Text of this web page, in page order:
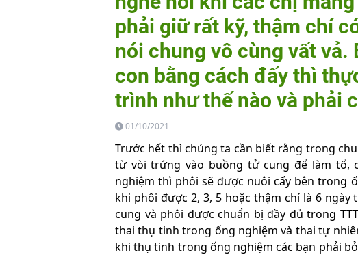
phải giữ rất kỹ, thậm chí
nói chung vô cùng vất vả.
con bằng cách đấy thì
trình như thế nào và phải
01/10/2021
Trước hết thì chúng ta cần biết rằng trong
từ vòi trứng vào buồng tử cung để làm
nghiệm thì phôi sẽ được nuôi cấy bên trong
khi phôi được 2, 3, 5 hoặc thậm chí là 6
cung và phôi được chuẩn bị đầy đủ trong
thai thụ tinh trong ống nghiệm và thai tự
khi thụ tinh trong ống nghiệm các bạn phải